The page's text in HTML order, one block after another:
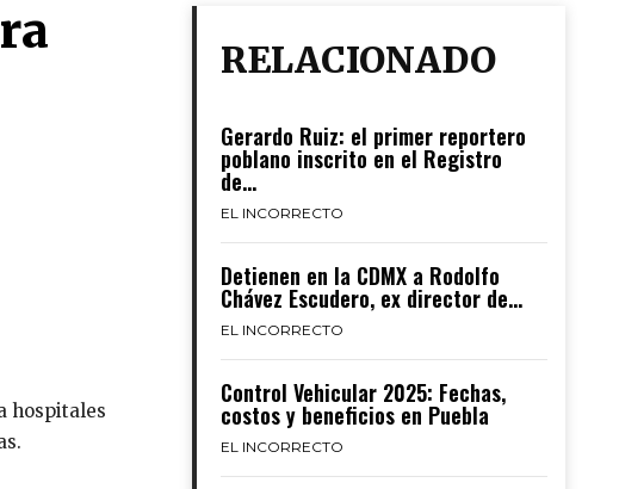
hospitales
RELACIONADO
Gerardo Ruiz: el primer reportero
poblano inscrito en el Registro
de...
EL INCORRECTO
Detienen en la CDMX a Rodolfo
Chávez Escudero, ex director de...
EL INCORRECTO
Control Vehicular 2025: Fechas,
costos y beneficios en Puebla
EL INCORRECTO